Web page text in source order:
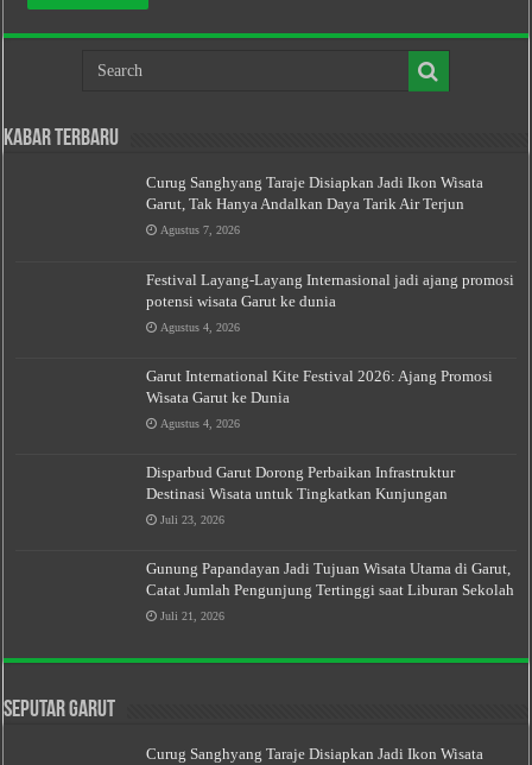
Kabar Terbaru
Curug Sanghyang Taraje Disiapkan Jadi Ikon Wisata
Garut, Tak Hanya Andalkan Daya Tarik Air Terjun
Agustus 7, 2026
Festival Layang-Layang Internasional jadi ajang promosi
potensi wisata Garut ke dunia
Agustus 4, 2026
Garut International Kite Festival 2026: Ajang Promosi
Wisata Garut ke Dunia
Agustus 4, 2026
Disparbud Garut Dorong Perbaikan Infrastruktur
Destinasi Wisata untuk Tingkatkan Kunjungan
Juli 23, 2026
Gunung Papandayan Jadi Tujuan Wisata Utama di Garut,
Catat Jumlah Pengunjung Tertinggi saat Liburan Sekolah
Juli 21, 2026
Seputar Garut
Curug Sanghyang Taraje Disiapkan Jadi Ikon Wisata